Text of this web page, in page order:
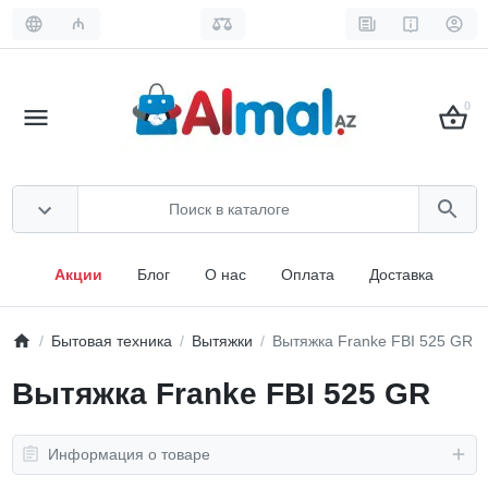
₼
0
Акции Блог О нас Оплата Доставка
Бытовая техника Вытяжки Вытяжка Franke FBI 525 GR
Вытяжка Franke FBI 525 GR
Информация о товаре